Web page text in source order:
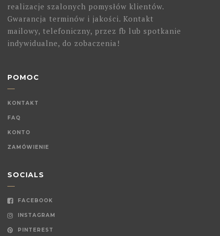
realizacje szalonych pomysłów klientów.
Gwarancja terminów i jakości. Kontakt
mailowy, telefoniczny, przez fb lub spotkanie
indywidualne, do zobaczenia!
POMOC
KONTAKT
FAQ
KONTO
ZAMÓWIENIE
SOCIALS
FACEBOOK
INSTAGRAM
PINTEREST